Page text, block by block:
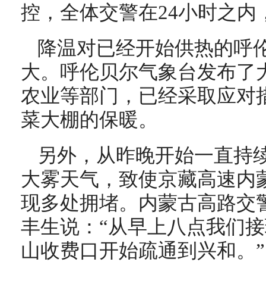
控，全体交警在24小时之内
降温对已经开始供热的呼
大。呼伦贝尔气象台发布了
农业等部门，已经采取应对
菜大棚的保暖。
另外，从昨晚开始一直持
大雾天气，致使京藏高速内
现多处拥堵。内蒙古高路交
丰生说：“从早上八点我们
山收费口开始疏通到兴和。”